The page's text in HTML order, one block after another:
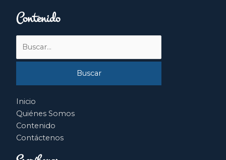
Contenido
Inicio
Quiénes Somos
Contenido
Contáctenos